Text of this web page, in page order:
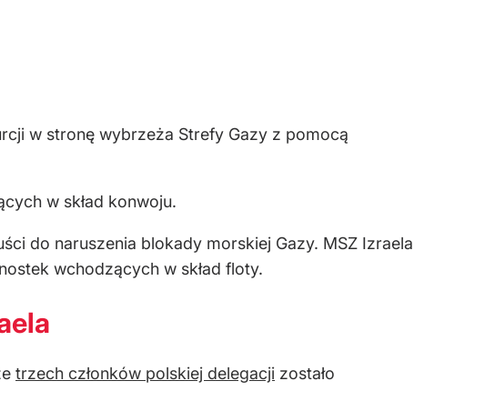
w stronę wybrzeża Strefy Gazy z pomocą
w skład konwoju.
do naruszenia blokady morskiej Gazy. MSZ Izraela
wchodzących w skład floty.
trzech członków polskiej delegacji zostało